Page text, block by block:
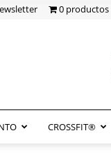
0 productos
CROSSFIT®